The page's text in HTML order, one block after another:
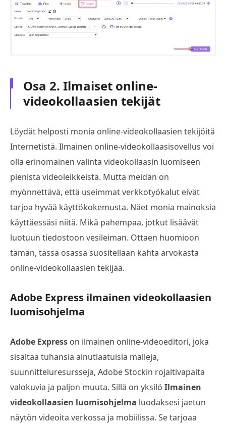
Osa 2. Ilmaiset online-
videokollaasien tekijät
Löydät helposti monia online-videokollaasien tekijöitä
Internetistä. Ilmainen online-videokollaasisovellus voi
olla erinomainen valinta videokollaasin luomiseen
pienistä videoleikkeistä. Mutta meidän on
myönnettävä, että useimmat verkkotyökalut eivät
tarjoa hyvää käyttökokemusta. Näet monia mainoksia
käyttäessäsi niitä. Mikä pahempaa, jotkut lisäävät
luotuun tiedostoon vesileiman. Ottaen huomioon
tämän, tässä osassa suositellaan kahta arvokasta
online-videokollaasien tekijää.
Adobe Express ilmainen videokollaasien
luomisohjelma
Adobe Express on ilmainen online-videoeditori, joka
sisältää tuhansia ainutlaatuisia malleja,
suunnitteluresursseja, Adobe Stockin rojaltivapaita
valokuvia ja paljon muuta. Sillä on yksilö Ilmainen
videokollaasien luomisohjelma luodaksesi jaetun
näytön videoita verkossa ja mobiilissa. Se tarjoaa